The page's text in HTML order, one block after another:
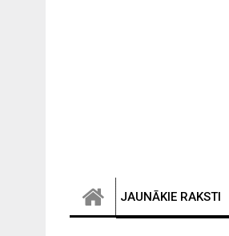
JAUNĀKIE RAKSTI